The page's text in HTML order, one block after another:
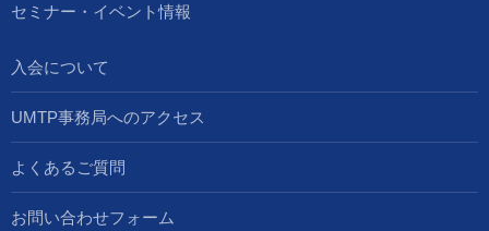
セミナー・イベント情報
入会について
UMTP事務局へのアクセス
よくあるご質問
お問い合わせフォーム